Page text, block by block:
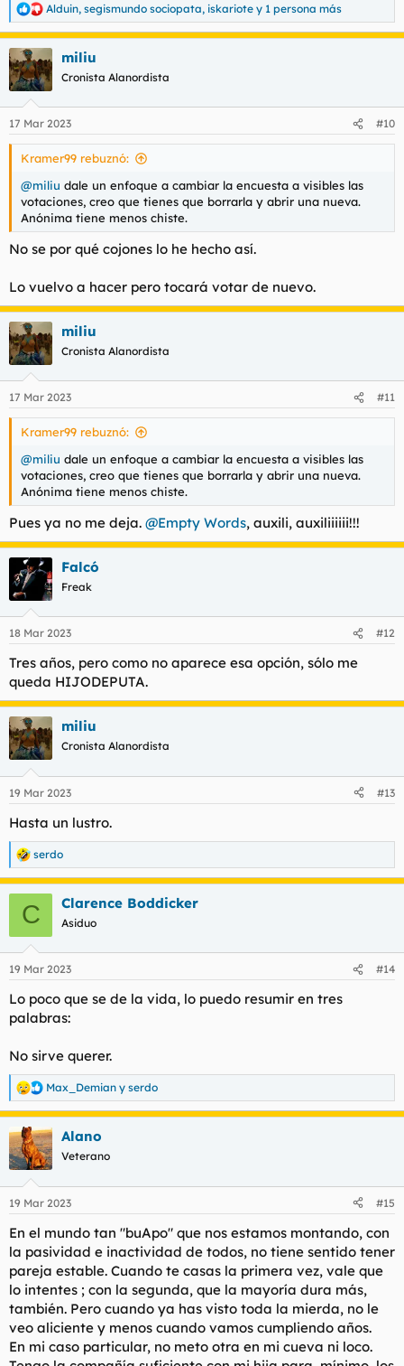
R
e
a
c
c
i
e
s
Alduin, segismundo sociopata, iskariote y 1 persona más
miliu
Cronista Alanordista
17 Mar 2023 #10
Kramer99 rebuznó:
@miliu dale un enfoque a cambiar la encuesta a visibles las
votaciones, creo que tienes que borrarla y abrir una nueva.
Anónima tiene menos chiste.
No se por qué cojones lo he hecho así.
Lo vuelvo a hacer pero tocará votar de nuevo.
miliu
Cronista Alanordista
17 Mar 2023 #11
Kramer99 rebuznó:
@miliu dale un enfoque a cambiar la encuesta a visibles las
votaciones, creo que tienes que borrarla y abrir una nueva.
Anónima tiene menos chiste.
Pues ya no me deja. @Empty Words, auxili, auxiliiiiii!!!
Falcó
Freak
18 Mar 2023 #12
Tres años, pero como no aparece esa opción, sólo me
queda HIJODEPUTA.
miliu
Cronista Alanordista
19 Mar 2023 #13
Hasta un lustro.
R
e
a
e
:
serdo
C Clarence Boddicker
Asiduo
19 Mar 2023 #14
Lo poco que se de la vida, lo puedo resumir en tres
palabras:
No sirve querer.
R
e
c
c
i
e
:
Max_Demian y serdo
Alano
Veterano
19 Mar 2023 #15
En el mundo tan "buApo" que nos estamos montando, con
la pasividad e inactividad de todos, no tiene sentido tener
pareja estable. Cuando te casas la primera vez, vale que
lo intentes ; con la segunda, que la mayoría dura más,
también. Pero cuando ya has visto toda la mierda, no le
veo aliciente y menos cuando vamos cumpliendo años.
En mi caso particular, no meto otra en mi cueva ni loco.